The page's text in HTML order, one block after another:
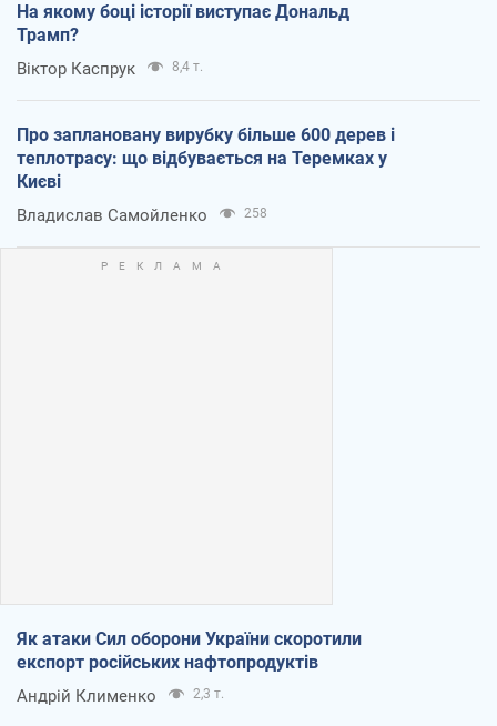
На якому боці історії виступає Дональд
Трамп?
Віктор Каспрук 8,4 т.
Про заплановану вирубку більше 600 дерев і
теплотрасу: що відбувається на Теремках у
Києві
Владислав Самойленко 258
Як атаки Сил оборони України скоротили
експорт російських нафтопродуктів
Андрій Клименко 2,3 т.